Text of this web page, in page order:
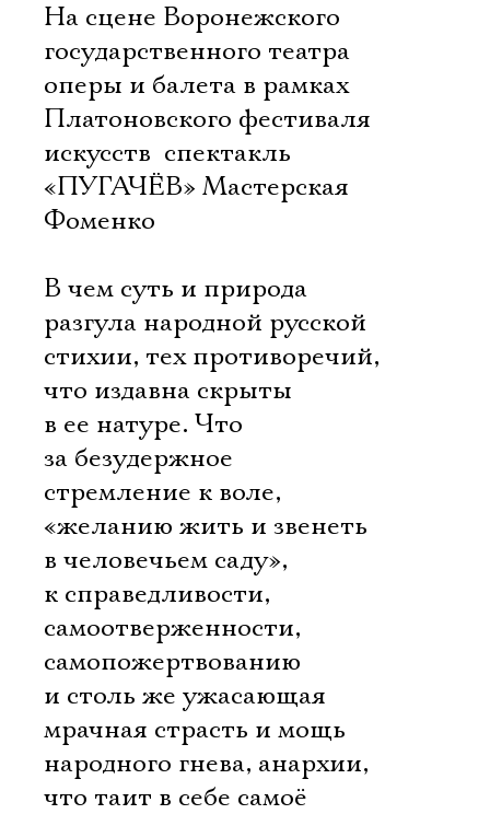
На сцене Воронежского
государственного театра
оперы и балета в рамках
Платоновского фестиваля
искусств  спектакль
«ПУГАЧЁВ» Мастерская
Фоменко
В чем суть и природа
разгула народной русской
стихии, тех противоречий,
что издавна скрыты
в ее натуре. Что
за безудержное
стремление к воле,
«желанию жить и звенеть
в человечьем саду»,
к справедливости,
самоотверженности,
самопожертвованию
и столь же ужасающая
мрачная страсть и мощь
народного гнева, анархии,
что таит в себе самоё